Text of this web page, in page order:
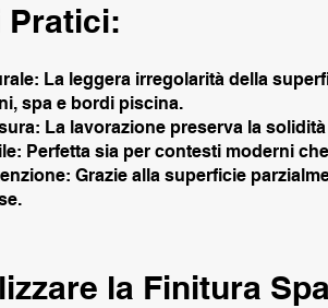
Pratici:
La leggera irregolarità della
spa e bordi piscina.
La lavorazione preserva la
Perfetta sia per contesti moderni
Grazie alla superficie
la Finitura